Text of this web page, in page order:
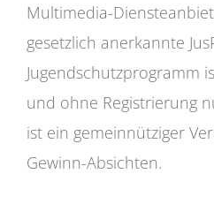
Multimedia-
gesetzlich anerkannte
Jugendschutzprogramm
und ohne Registrierung
ist ein gemeinnütziger
Gewinn-Absichten.